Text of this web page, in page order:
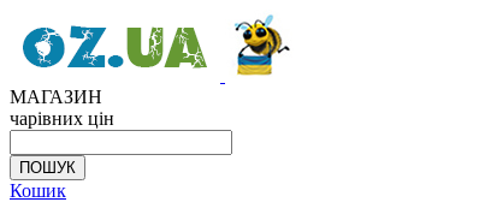
МАГАЗИН
чарівних цін
Кошик